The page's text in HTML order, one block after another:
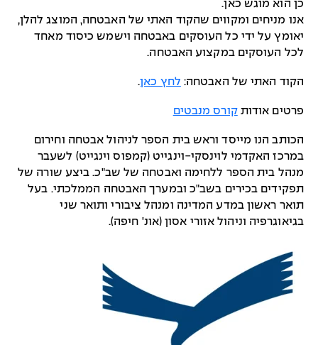
כן הוא מוגש כאן.
אנו מניחים ומקווים שהקוד האתי של האבטחה, המוצג להלן,
יאומץ על ידי כל העוסקים באבטחה וישמש כיסוד מאחד
לכל העוסקים במקצוע האבטחה.
הקוד האתי של האבטחה: לחץ כאן.
פרטים אודותקורס מנבטים
הכותב הנו מייסד וראש בית הספר לניהול אבטחה וחירום
במרכז האקדמי לוינסקי-וינגייט (קמפוס וינגייט) לשעבר
מנהל בית הספר ללחימה ואבטחה של שב"כ. ביצע שורה של
תפקידים בכירים בשב"כ ובמערך האבטחה הממלכתי. בעל
תואר ראשון במדע המדינה ומנהל ציבורי ותואר שני
בגיאוגרפיה וניהול אזורי אסון (אונ' חיפה).